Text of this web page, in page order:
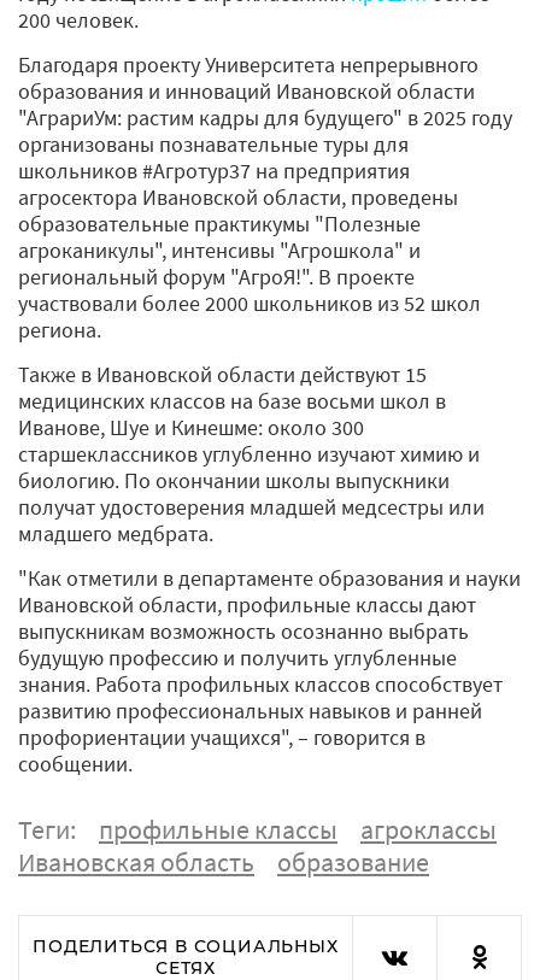
200 человек.
Благодаря проекту Университета непрерывного
образования и инноваций Ивановской области
"АграриУм: растим кадры для будущего" в 2025 году
организованы познавательные туры для
школьников #Агротур37 на предприятия
агросектора Ивановской области, проведены
образовательные практикумы "Полезные
агроканикулы", интенсивы "Агрошкола" и
региональный форум "АгроЯ!". В проекте
участвовали более 2000 школьников из 52 школ
региона.
Также в Ивановской области действуют 15
медицинских классов на базе восьми школ в
Иванове, Шуе и Кинешме: около 300
старшеклассников углубленно изучают химию и
биологию. По окончании школы выпускники
получат удостоверения младшей медсестры или
младшего медбрата.
"Как отметили в департаменте образования и науки
Ивановской области, профильные классы дают
выпускникам возможность осознанно выбрать
будущую профессию и получить углубленные
знания. Работа профильных классов способствует
развитию профессиональных навыков и ранней
профориентации учащихся", – говорится в
сообщении.
Теги: профильные классы
агроклассы
Ивановская область
образование
ПОДЕЛИТЬСЯ В СОЦИАЛЬНЫХ
СЕТЯХ